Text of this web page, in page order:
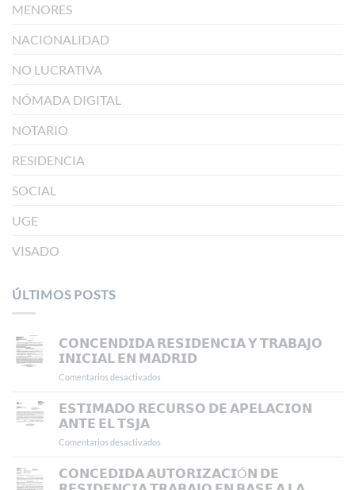
MENORES
NACIONALIDAD
NO LUCRATIVA
NÓMADA DIGITAL
NOTARIO
RESIDENCIA
SOCIAL
UGE
VISADO
ÚLTIMOS POSTS
𝗖𝗢𝗡𝗖𝗘𝗡𝗗𝗜𝗗𝗔 𝗥𝗘𝗦𝗜𝗗𝗘𝗡𝗖𝗜𝗔 𝗬 𝗧𝗥𝗔𝗕𝗔𝗝𝗢
𝗜𝗡𝗜𝗖𝗜𝗔𝗟 𝗘𝗡 𝗠𝗔𝗗𝗥𝗜𝗗
Comentarios desactivados
𝗥𝗘𝗦𝗜𝗗𝗘𝗡𝗖𝗜𝗔
𝗠𝗔𝗗𝗥𝗜𝗗
𝗘𝗦𝗧𝗜𝗠𝗔𝗗𝗢 𝗥𝗘𝗖𝗨𝗥𝗦𝗢 𝗗𝗘 𝗔𝗣𝗘𝗟𝗔𝗖𝗜𝗢𝗡
𝗔𝗡𝗧𝗘 𝗘𝗟 𝗧𝗦𝗝𝗔
Comentarios desactivados
𝗥𝗘𝗖𝗨𝗥𝗦𝗢
𝗗𝗘
𝗖𝗢𝗡𝗖𝗘𝗗𝗜𝗗𝗔 𝗔𝗨𝗧𝗢𝗥𝗜𝗭𝗔𝗖𝗜Ó𝗡 𝗗𝗘